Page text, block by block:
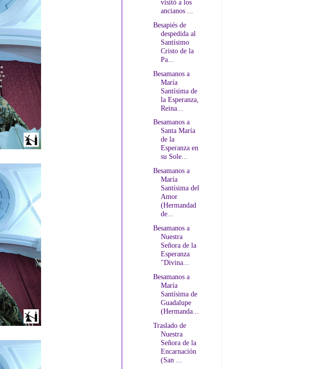
visitó a los
ancianos ...
Besapiés de
despedida al
Santísimo
Cristo de la
Pa...
Besamanos a
María
Santísima de
la Esperanza,
Reina...
Besamanos a
Santa María
de la
Esperanza en
su Sole...
Besamanos a
María
Santísima del
Amor
(Hermandad
de...
Besamanos a
Nuestra
Señora de la
Esperanza
"Divina...
Besamanos a
María
Santísima de
Guadalupe
(Hermanda...
Traslado de
Nuestra
Señora de la
Encarnación
(San ...